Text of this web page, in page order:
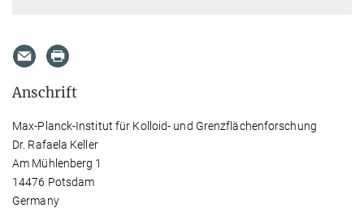
Anschrift
Max-Planck-Institut für Kolloid- und Grenzflächenforschung
Dr. Rafaela Keller
Am Mühlenberg 1
14476 Potsdam
Germany